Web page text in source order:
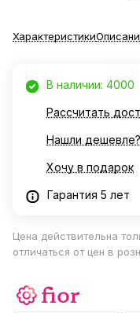
Характеристики
В наличии: 4000
Рассчитать
Нашли дешевле?
Хочу в подарок
Гарантия 5 лет
Цена действительна
отличаться от цен в